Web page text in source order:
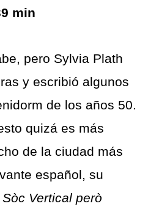
min
pero Sylvia Plath
y escribió algunos
de los años 50.
quizá es más
de la ciudad más
español, su
Sòc Vertical però